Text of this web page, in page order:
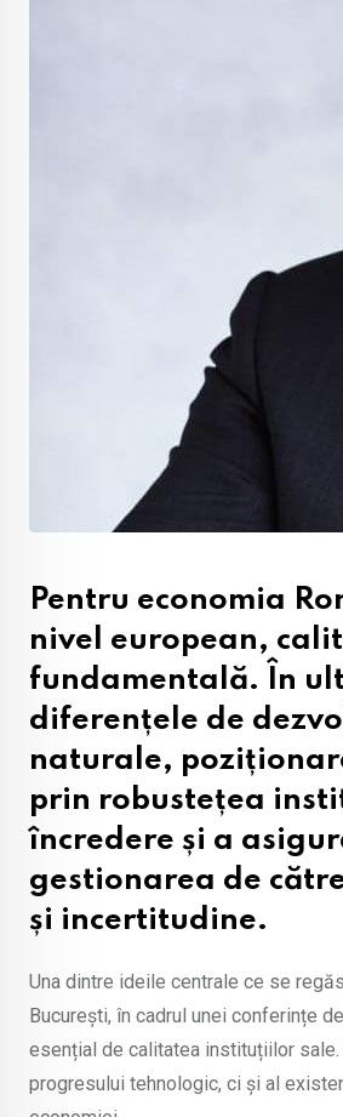
Pentru economia
nivel european,
fundamentală. În
diferențele de
naturale,
prin robustețea
încredere și a
gestionarea de
și incertitudine.
Una dintre ideile centrale ce se
București, în cadrul unei conferințe
esențial de calitatea instituțiilor
progresului tehnologic, ci și al